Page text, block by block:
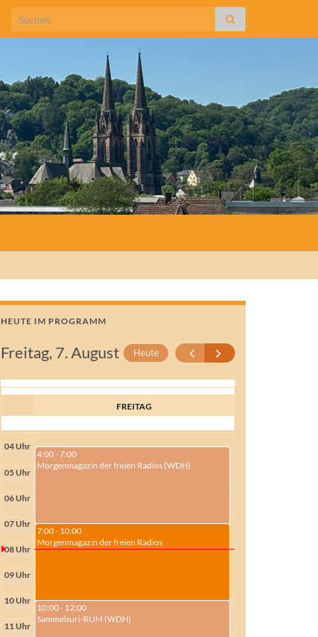
Search for:
HEUTE IM PROGRAMM
Freitag, 7. August Heute
FREITAG
04 Uhr
05 Uhr
06 Uhr
07 Uhr
08 Uhr
09 Uhr
10 Uhr
11 Uhr
4:00 - 7:00
Morgenmagazin der freien Radios (WDH)
7:00 - 10:00
Morgenmagazin der freien Radios
10:00 - 12:00
Sammelsuri-RUM (WDH)